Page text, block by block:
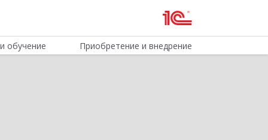
обучение Приобретение и внедрение